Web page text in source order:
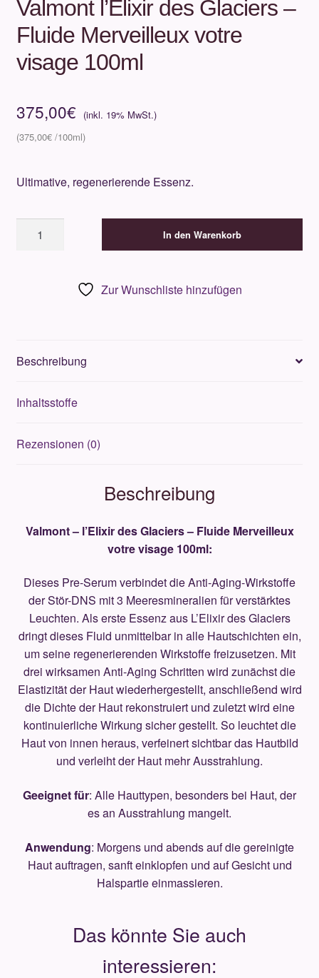
Valmont l’Elixir des Glaciers –
Fluide Merveilleux votre
visage 100ml
375,00€
375,00€
Ultimative, regenerierende Essenz.
l'Elixir
visage
Menge
In den Warenkorb
Zur Wunschliste hinzufügen
Beschreibung
Inhaltsstoffe
Rezensionen (0)
Beschreibung
Valmont – l’Elixir des Glaciers – Fluide Merveilleux
votre visage 100ml:
Dieses Pre-Serum verbindet die Anti-Aging-Wirkstoffe
der Stör-DNS mit 3 Meeresmineralien für verstärktes
Leuchten. Als erste Essenz aus L’Elixir des Glaciers
dringt dieses Fluid unmittelbar in alle Hautschichten ein,
um seine regenerierenden Wirkstoffe freizusetzen. Mit
drei wirksamen Anti-Aging Schritten wird zunächst die
Elastizität der Haut wiederhergestellt, anschließend wird
die Dichte der Haut rekonstruiert und zuletzt wird eine
kontinuierliche Wirkung sicher gestellt. So leuchtet die
Haut von innen heraus, verfeinert sichtbar das Hautbild
und verleiht der Haut mehr Ausstrahlung.
Geeignet für: Alle Hauttypen, besonders bei Haut, der
es an Ausstrahlung mangelt.
Anwendung: Morgens und abends auf die gereinigte
Haut auftragen, sanft einklopfen und auf Gesicht und
Halspartie einmassieren.